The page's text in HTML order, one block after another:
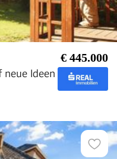
€ 445.000
neue Ideen